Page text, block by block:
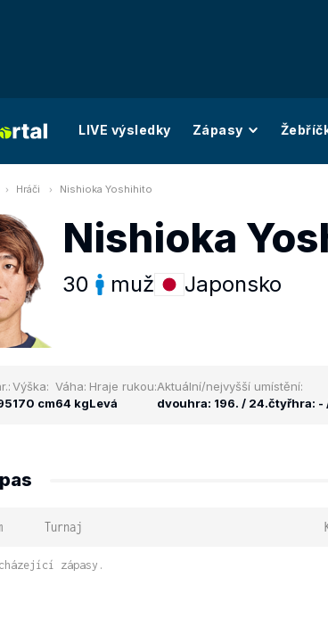
LIVE výsledky Zápasy
Hráči Nishioka Yoshihito
Nishioka
30 muž Japonsko
Výška:
170 cm
Váha:
64 kg
Hraje rukou:
Levá
Aktuální/nejvyšší umístění:
dvouhra: 196. / 24.čtyřhra: -
Turnaj
zápasy.